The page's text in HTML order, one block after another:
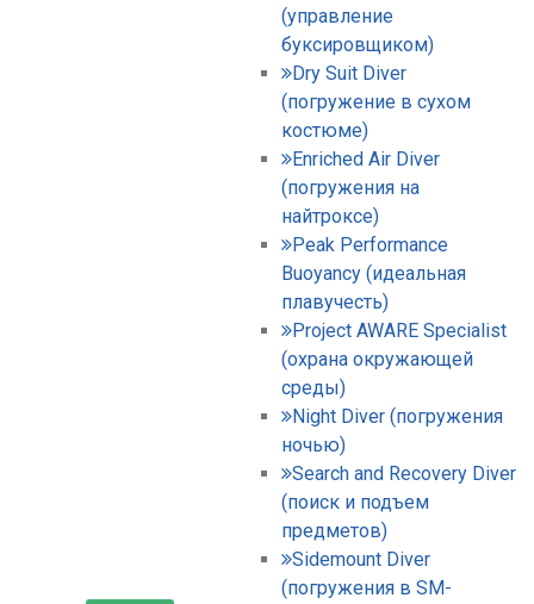
(управление
буксировщиком)
Dry Suit Diver
(погружение в сухом
костюме)
Enriched Air Diver
(погружения на
найтроксе)
Peak Performance
Buoyancy (идеальная
плавучесть)
Project AWARE Specialist
(охрана окружающей
среды)
Night Diver (погружения
ночью)
Search and Recovery Diver
(поиск и подъем
предметов)
Sidemount Diver
(погружения в SM-